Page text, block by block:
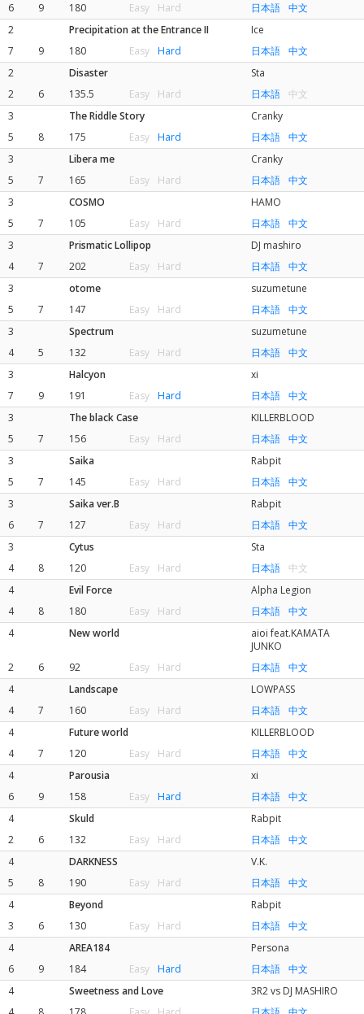
6
9 180 Easy Hard 日本語
中文
2
Precipitation at the Entrance II
Ice
7
9 180 Easy Hard 日本語
中文
2
Disaster
Sta
2
6 135.5 Easy Hard 日本語
中文
3
The Riddle Story
Cranky
5
8 175 Easy Hard 日本語
中文
3
Libera me
Cranky
5
7 165 Easy Hard 日本語
中文
3
COSMO
HAMO
5
7 105 Easy Hard 日本語
中文
3
Prismatic Lollipop
DJ mashiro
4
7 202 Easy Hard 日本語
中文
3
otome
suzumetune
5
7 147 Easy Hard 日本語
中文
3
Spectrum
suzumetune
4
5 132 Easy Hard 日本語
中文
3
Halcyon
xi
7
9 191 Easy Hard 日本語
中文
3
The black Case
KILLERBLOOD
5
7 156 Easy Hard 日本語
中文
3
Saika
Rabpit
5
7 145 Easy Hard 日本語
中文
3
Saika ver.B
Rabpit
6
7 127 Easy Hard 日本語
中文
3
Cytus
Sta
4
8 120 Easy Hard 日本語
中文
4
Evil Force
Alpha Legion
4
8 180 Easy Hard 日本語
中文
4
New world
aioi feat.KAMATA
JUNKO
2
6 92 Easy Hard 日本語
中文
4
Landscape
LOWPASS
4
7 160 Easy Hard 日本語
中文
4
Future world
KILLERBLOOD
4
7 120 Easy Hard 日本語
中文
4
Parousia
xi
6
9 158 Easy Hard 日本語
中文
4
Skuld
Rabpit
2
6 132 Easy Hard 日本語
中文
4
DARKNESS
V.K.
5
8 190 Easy Hard 日本語
中文
4
Beyond
Rabpit
3
6 130 Easy Hard 日本語
中文
4
AREA184
Persona
6
9 184 Easy Hard 日本語
中文
4
Sweetness and Love
3R2 vs DJ MASHIRO